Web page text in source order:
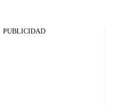
PUBLICIDAD